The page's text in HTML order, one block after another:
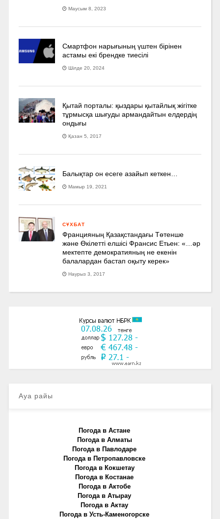
Маусым 8, 2023
Смартфон нарығының үштен бірінен
астамы екі брендке тиесілі
Шілде 20, 2024
Қытай порталы: қыздары қытайлық жігітке
тұрмысқа шығуды армандайтын елдердің
ондығы
Қазан 5, 2017
Балықтар он есеге азайып кеткен…
Мамыр 19, 2021
СҰХБАТ
Францияның Қазақстандағы Төтенше
және Өкілетті елшісі Франсис Етьен: «…әр
мектепте демократияның не екенін
балалардан бастап оқыту керек»
Наурыз 3, 2017
Ауа райы
Погода в Астане
Погода в Алматы
Погода в Павлодаре
Погода в Петропавловске
Погода в Кокшетау
Погода в Костанае
Погода в Актобе
Погода в Атырау
Погода в Актау
Погода в Усть-Каменогорске